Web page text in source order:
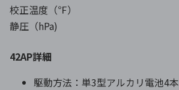
校正温度（℉）
静圧（hPa)
42AP詳細
駆動方法：単3型アルカリ電池4本